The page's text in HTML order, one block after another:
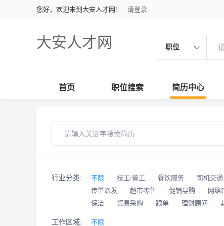
您好，欢迎来到大安人才网！ 请登录
大安人才网 职位
首页 职位搜索 简历中心
行业分类: 不限 技工/普工 餐饮服务 司机交通
传单派发
超市零售 促销导购 网络
保洁
贸易采购 跟单 理财顾问
工作区域: 不限